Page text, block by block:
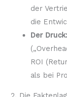
der
die
Der Druck:
ROI
als bei